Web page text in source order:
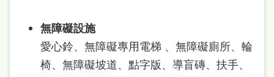
無障礙設施
愛心鈴、無障礙專用電梯 、無障礙廁所、輪
椅、無障礙坡道、點字版、導盲磚、扶手、